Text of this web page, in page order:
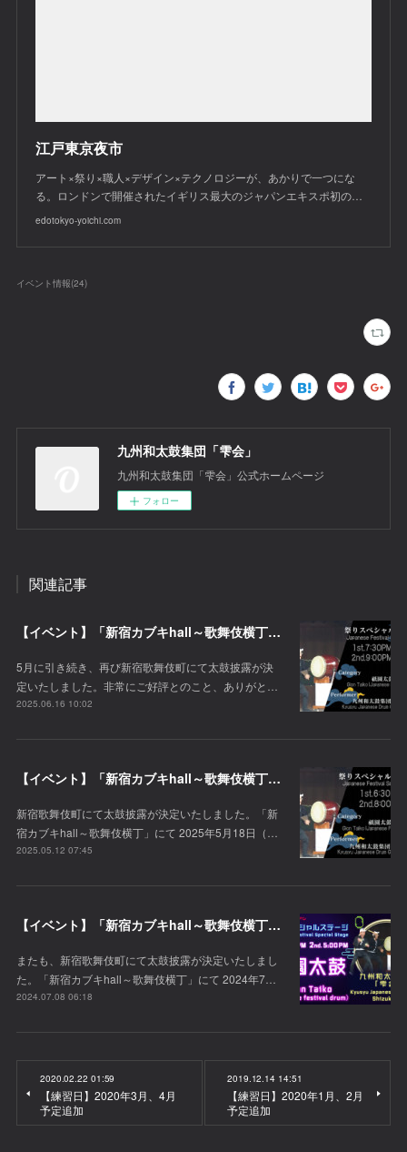
江戸東京夜市
アート×祭り×職人×デザイン×テクノロジーが、あかりで一つにな
る。ロンドンで開催されたイギリス最大のジャパンエキスポ初の…
edotokyo-yoichi.com
イベント情報(24)
九州和太鼓集団「雫会」
九州和太鼓集団「雫会」公式ホームページ
フォロー
関連記事
【イベント】「新宿カブキhall～歌舞伎横丁」にて太鼓披露が決定！
5月に引き続き、再び新宿歌舞伎町にて太鼓披露が決
定いたしました。非常にご好評とのこと、ありがと…
2025.06.16 10:02
【イベント】「新宿カブキhall～歌舞伎横丁」にて太鼓披露が決定！
新宿歌舞伎町にて太鼓披露が決定いたしました。「新
宿カブキhall～歌舞伎横丁」にて 2025年5月18日（…
2025.05.12 07:45
【イベント】「新宿カブキhall～歌舞伎横丁」にて太鼓披露が決定！
またも、新宿歌舞伎町にて太鼓披露が決定いたしまし
た。「新宿カブキhall～歌舞伎横丁」にて 2024年7…
2024.07.08 06:18
2020.02.22 01:59
【練習日】2020年3月、4月
予定追加
2019.12.14 14:51
【練習日】2020年1月、2月
予定追加